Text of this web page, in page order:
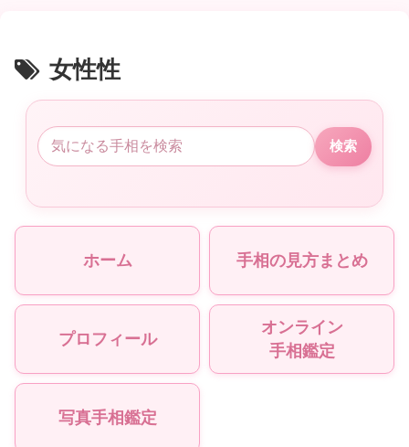
女性性
検索
ホーム 手相の見方まとめ
プロフィール
オンライン
手相鑑定
写真手相鑑定